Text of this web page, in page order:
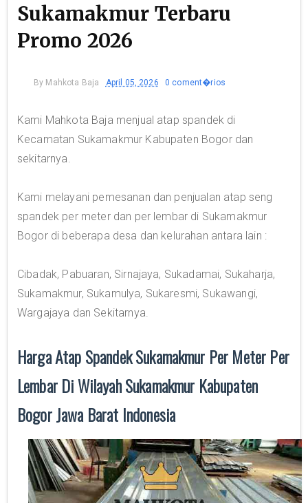
Sukamakmur Terbaru
Promo 2026
By Mahkota Baja April 05, 2026 0 coment�rios
Kami Mahkota Baja menjual atap spandek di
Kecamatan Sukamakmur Kabupaten Bogor dan
sekitarnya.
Kami melayani pemesanan dan penjualan atap seng
spandek per meter dan per lembar di Sukamakmur
Bogor di beberapa desa dan kelurahan antara lain :
Cibadak, Pabuaran, Sirnajaya, Sukadamai, Sukaharja,
Sukamakmur, Sukamulya, Sukaresmi, Sukawangi,
Wargajaya dan Sekitarnya.
Harga Atap Spandek Sukamakmur Per Meter Per
Lembar Di Wilayah Sukamakmur Kabupaten
Bogor Jawa Barat Indonesia